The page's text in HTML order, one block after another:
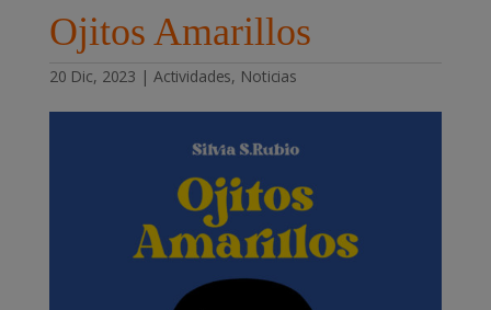
Ojitos Amarillos
20 Dic, 2023 | Actividades, Noticias